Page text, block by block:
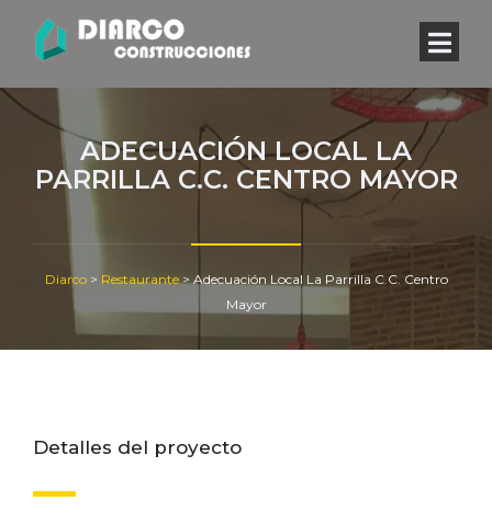
ADECUACIÓN LOCAL LA
PARRILLA C.C. CENTRO MAYOR
Diarco> Restaurante> Adecuación Local La Parrilla C.C. Centro
Mayor
Detalles del proyecto